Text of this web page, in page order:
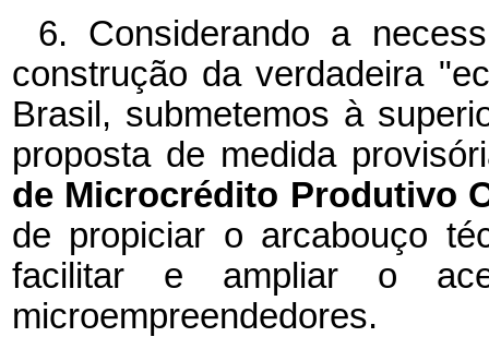
6. Considerando a
construção da verdadeira
Brasil, submetemos à
proposta de medida
de Microcrédito Produtivo
de propiciar o arcabouço
facilitar e ampliar o
microempreendedores.